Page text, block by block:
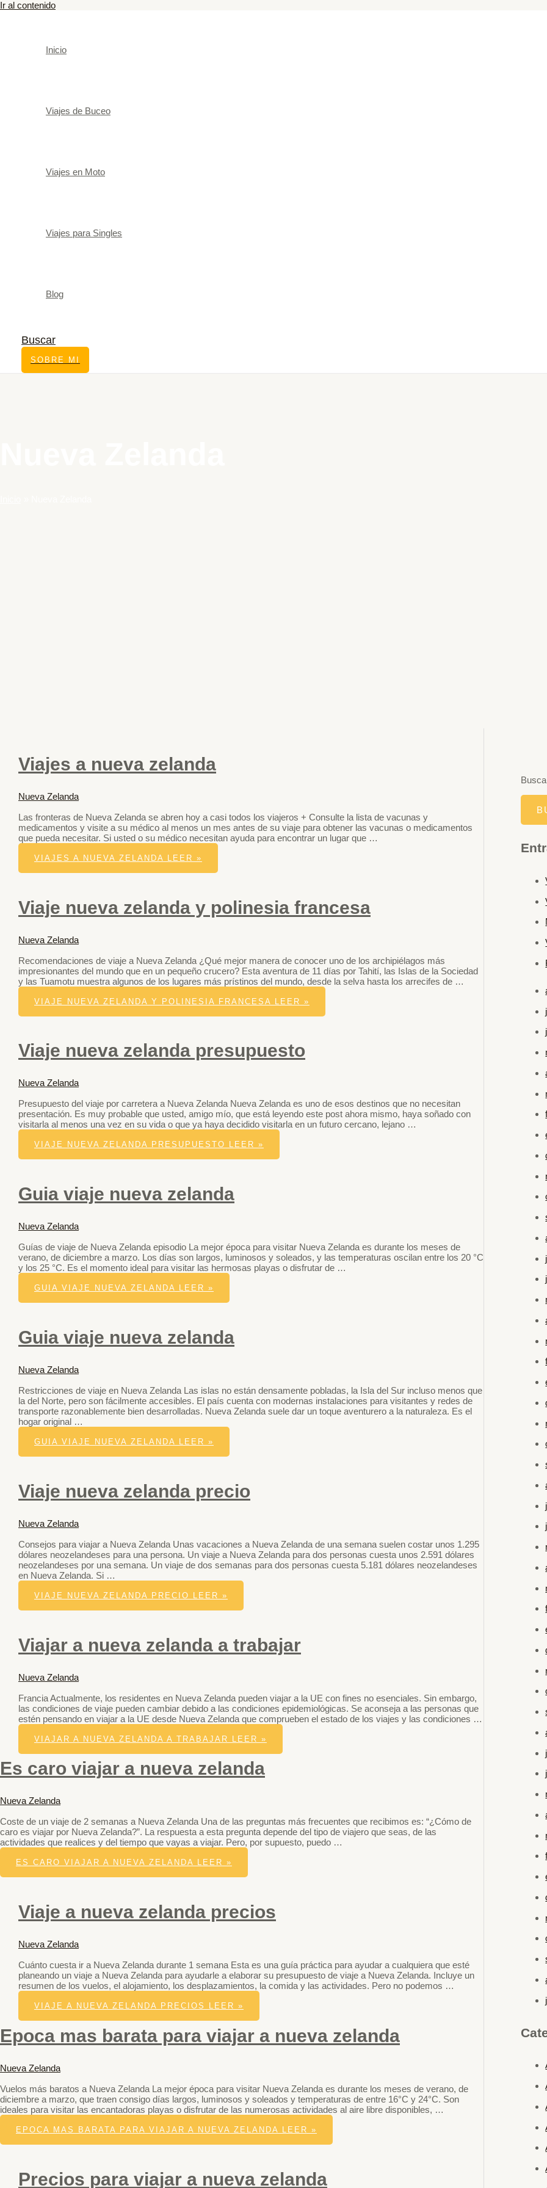
Ir al contenido
Inicio
Viajes de Buceo
Viajes en Moto
Viajes para Singles
Blog
Buscar
SOBRE MI
Viajes a nueva zelanda
Nueva Zelanda
Las fronteras de Nueva Zelanda se abren hoy a casi todos los viajeros + Consulte la lista de vacunas y
medicamentos y visite a su médico al menos un mes antes de su viaje para obtener las vacunas o medicamentos
que pueda necesitar. Si usted o su médico necesitan ayuda para encontrar un lugar que …
VIAJES A NUEVA ZELANDA LEER »
Viaje nueva zelanda y polinesia francesa
Nueva Zelanda
Recomendaciones de viaje a Nueva Zelanda ¿Qué mejor manera de conocer uno de los archipiélagos más
impresionantes del mundo que en un pequeño crucero? Esta aventura de 11 días por Tahití, las Islas de la Sociedad
y las Tuamotu muestra algunos de los lugares más prístinos del mundo, desde la selva hasta los arrecifes de …
VIAJE NUEVA ZELANDA Y POLINESIA FRANCESA LEER »
Viaje nueva zelanda presupuesto
Nueva Zelanda
Presupuesto del viaje por carretera a Nueva Zelanda Nueva Zelanda es uno de esos destinos que no necesitan
presentación. Es muy probable que usted, amigo mío, que está leyendo este post ahora mismo, haya soñado con
visitarla al menos una vez en su vida o que ya haya decidido visitarla en un futuro cercano, lejano …
VIAJE NUEVA ZELANDA PRESUPUESTO LEER »
Guia viaje nueva zelanda
Nueva Zelanda
Guías de viaje de Nueva Zelanda episodio La mejor época para visitar Nueva Zelanda es durante los meses de
verano, de diciembre a marzo. Los días son largos, luminosos y soleados, y las temperaturas oscilan entre los 20 °C
y los 25 °C. Es el momento ideal para visitar las hermosas playas o disfrutar de …
GUIA VIAJE NUEVA ZELANDA LEER »
Guia viaje nueva zelanda
Nueva Zelanda
Restricciones de viaje en Nueva Zelanda Las islas no están densamente pobladas, la Isla del Sur incluso menos que
la del Norte, pero son fácilmente accesibles. El país cuenta con modernas instalaciones para visitantes y redes de
transporte razonablemente bien desarrolladas. Nueva Zelanda suele dar un toque aventurero a la naturaleza. Es el
hogar original …
GUIA VIAJE NUEVA ZELANDA LEER »
Viaje nueva zelanda precio
Nueva Zelanda
Consejos para viajar a Nueva Zelanda Unas vacaciones a Nueva Zelanda de una semana suelen costar unos 1.295
dólares neozelandeses para una persona. Un viaje a Nueva Zelanda para dos personas cuesta unos 2.591 dólares
neozelandeses por una semana. Un viaje de dos semanas para dos personas cuesta 5.181 dólares neozelandeses
en Nueva Zelanda. Si …
VIAJE NUEVA ZELANDA PRECIO LEER »
Viajar a nueva zelanda a trabajar
Nueva Zelanda
Francia Actualmente, los residentes en Nueva Zelanda pueden viajar a la UE con fines no esenciales. Sin embargo,
las condiciones de viaje pueden cambiar debido a las condiciones epidemiológicas. Se aconseja a las personas que
estén pensando en viajar a la UE desde Nueva Zelanda que comprueben el estado de los viajes y las condiciones …
VIAJAR A NUEVA ZELANDA A TRABAJAR LEER »
Es caro viajar a nueva zelanda
Nueva Zelanda
Coste de un viaje de 2 semanas a Nueva Zelanda Una de las preguntas más frecuentes que recibimos es: “¿Cómo de
caro es viajar por Nueva Zelanda?”. La respuesta a esta pregunta depende del tipo de viajero que seas, de las
actividades que realices y del tiempo que vayas a viajar. Pero, por supuesto, puedo …
ES CARO VIAJAR A NUEVA ZELANDA LEER »
Viaje a nueva zelanda precios
Nueva Zelanda
Cuánto cuesta ir a Nueva Zelanda durante 1 semana Esta es una guía práctica para ayudar a cualquiera que esté
planeando un viaje a Nueva Zelanda para ayudarle a elaborar su presupuesto de viaje a Nueva Zelanda. Incluye un
resumen de los vuelos, el alojamiento, los desplazamientos, la comida y las actividades. Pero no podemos …
VIAJE A NUEVA ZELANDA PRECIOS LEER »
Epoca mas barata para viajar a nueva zelanda
Nueva Zelanda
Vuelos más baratos a Nueva Zelanda La mejor época para visitar Nueva Zelanda es durante los meses de verano, de
diciembre a marzo, que traen consigo días largos, luminosos y soleados y temperaturas de entre 16°C y 24°C. Son
ideales para visitar las encantadoras playas o disfrutar de las numerosas actividades al aire libre disponibles, …
EPOCA MAS BARATA PARA VIAJAR A NUEVA ZELANDA LEER »
Precios para viajar a nueva zelanda